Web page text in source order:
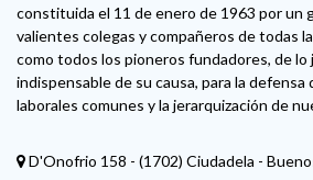
constituida el 11 de enero de 1963 por un
valientes colegas y compañeros de todas
como todos los pioneros fundadores, de lo
indispensable de su causa, para la defensa
laborales comunes y la jerarquización de
D'Onofrio 158 - (1702) Ciudadela -